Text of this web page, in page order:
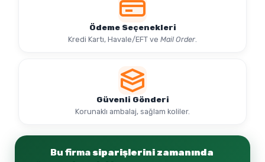
Ödeme Seçenekleri
Kredi Kartı, Havale/EFT ve Mail Order.
Güvenli Gönderi
Korunaklı ambalaj, sağlam koliler.
Bu firma siparişlerini zamanında